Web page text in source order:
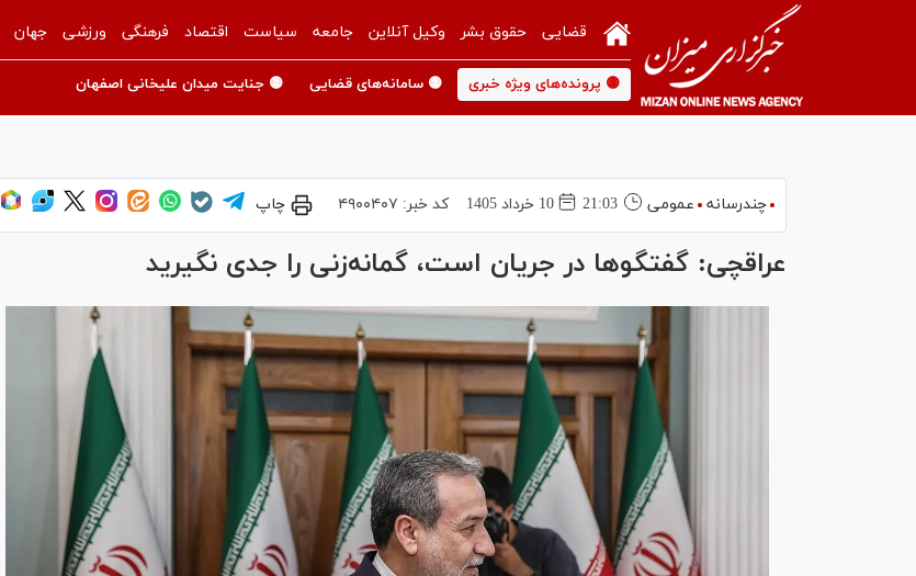
قضایی حقوق بشر وکیل آنلاین جامعه سیاست اقتصاد فرهنگی ورزشی جهان
🟡 پرونده‌های ویژه خبری 🟡 سامانه‌های قضایی 🟡 جنایت میدان علیخانی اصفهان
چندرسانه عمومی 21:03 10 خرداد 1405 کد خبر: ۴۹۰۰۴۰۷ چاپ
عراقچی: گفتگوها در جریان است، گمانه‌زنی را جدی نگیرید